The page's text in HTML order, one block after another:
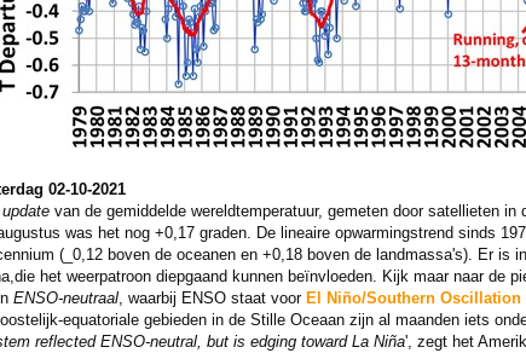
02-10-2021
updatevan de gemiddelde wereldtemperatuur, gemeten door satellieten
was het nog +0,17 graden. De lineaire opwarmingstrend sinds
(_0,12 boven de oceanen en +0,18 boven de landmassa's). Er is
het weerpatroon diepgaand kunnen beïnvloeden. Kijk maar naar de
ENSO-neutraal, waarbij ENSO staat voor El Niño/Southern Oscillation
equatoriale gebieden in de Stille Oceaan zijn al maanden iets
reflected ENSO-neutral, but is edging toward La Niña', zegt het